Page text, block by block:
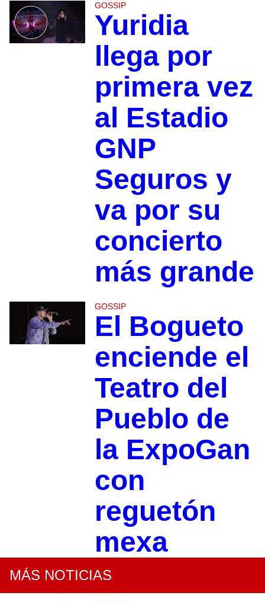
GOSSIP
Yuridia
llega por
primera vez
al Estadio
GNP
Seguros y
va por su
concierto
más grande
GOSSIP
El Bogueto
enciende el
Teatro del
Pueblo de
la ExpoGan
con
reguetón
mexa
MÁS NOTICIAS